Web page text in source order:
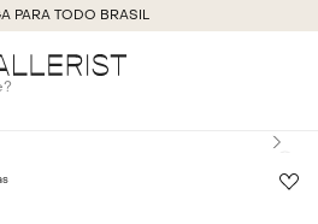
PARA TODO BRASIL